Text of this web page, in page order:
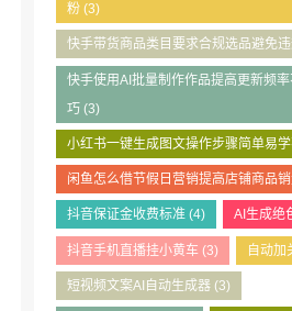
粉(3)
快手带货商品类目要求合规选品避免
快手使用AI批量制作作品提高更新频
巧(3)
小红书一键生成图文操作步骤简单易
闲鱼怎么借节假日营销提高店铺商品
抖音保证金收费标准(4) AI生成绝
抖音手机直播挂小黄车(3) 自动加
短视频文案AI自动生成器(3)